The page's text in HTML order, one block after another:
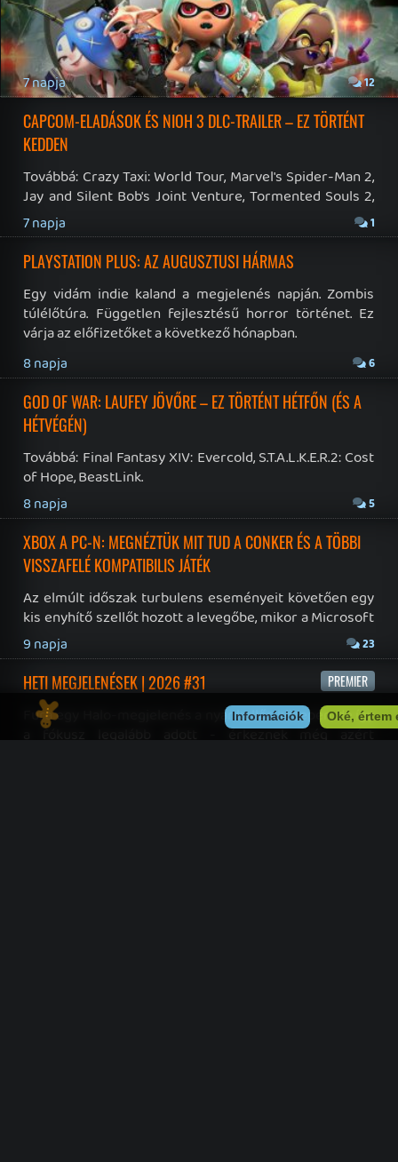
19 éve videójáték minden nap! Copyright 365 Media Kft
Impresszum | Hirdetési ajánlatunk |
Felhasználási feltételek
Sütik
Hírek | Cikkek | Podcastok | Blogok |
Gaming Fórum
Offtopic Fórum
RSS | Blog RSS | Podcast RSS |
Instagram | Youtube | Facebook |